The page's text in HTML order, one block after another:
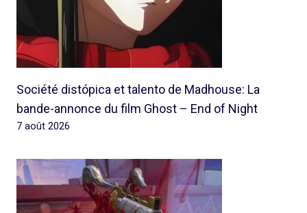
Société distópica et talento de Madhouse: La
bande-annonce du film Ghost – End of Night
7 août 2026